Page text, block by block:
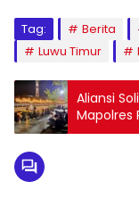
Tag: Berita
Luwu Timur
Aliansi
Mapolres
Dilindas